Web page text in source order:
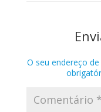
O seu endereço